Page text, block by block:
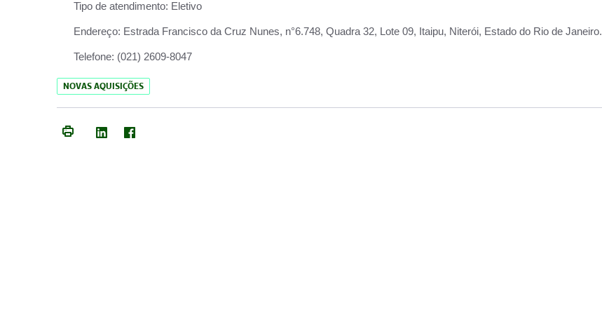
Tipo de atendimento: Eletivo
Endereço: Estrada Francisco da Cruz Nunes, n°6.748, Quadra 32, Lote 09, Itaipu, Niterói, Estado do Rio de Janeiro.
Telefone: (021) 2609-8047
NOVAS AQUISIÇÕES